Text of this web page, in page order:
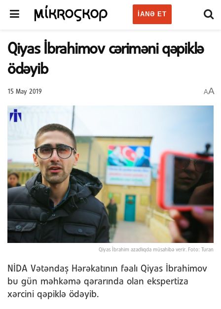
IANƏ ET
Qiyas İbrahimov cəriməni qəpiklə
ödəyib
15 May 2019 AA
Qiyas İbrahim azadlıqda müsahibə verir. Foto: Turan
NİDA Vətəndaş Hərəkatının fəalı Qiyas İbrahimov
bu gün məhkəmə qərarında olan ekspertiza
xərcini qəpiklə ödəyib.